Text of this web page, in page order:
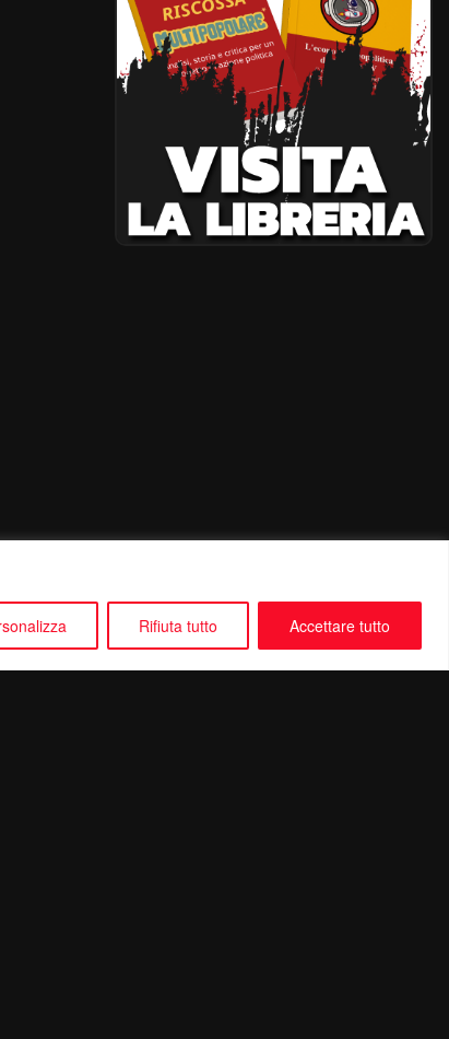
Rifiuta tutto Accettare tutto